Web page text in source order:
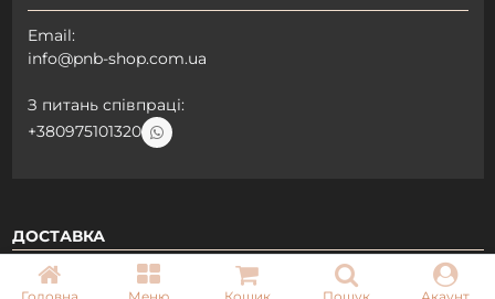
ДОСТАВКА
Email:
info@pnb-shop.com.ua
З питань співпраці:
+380975101320